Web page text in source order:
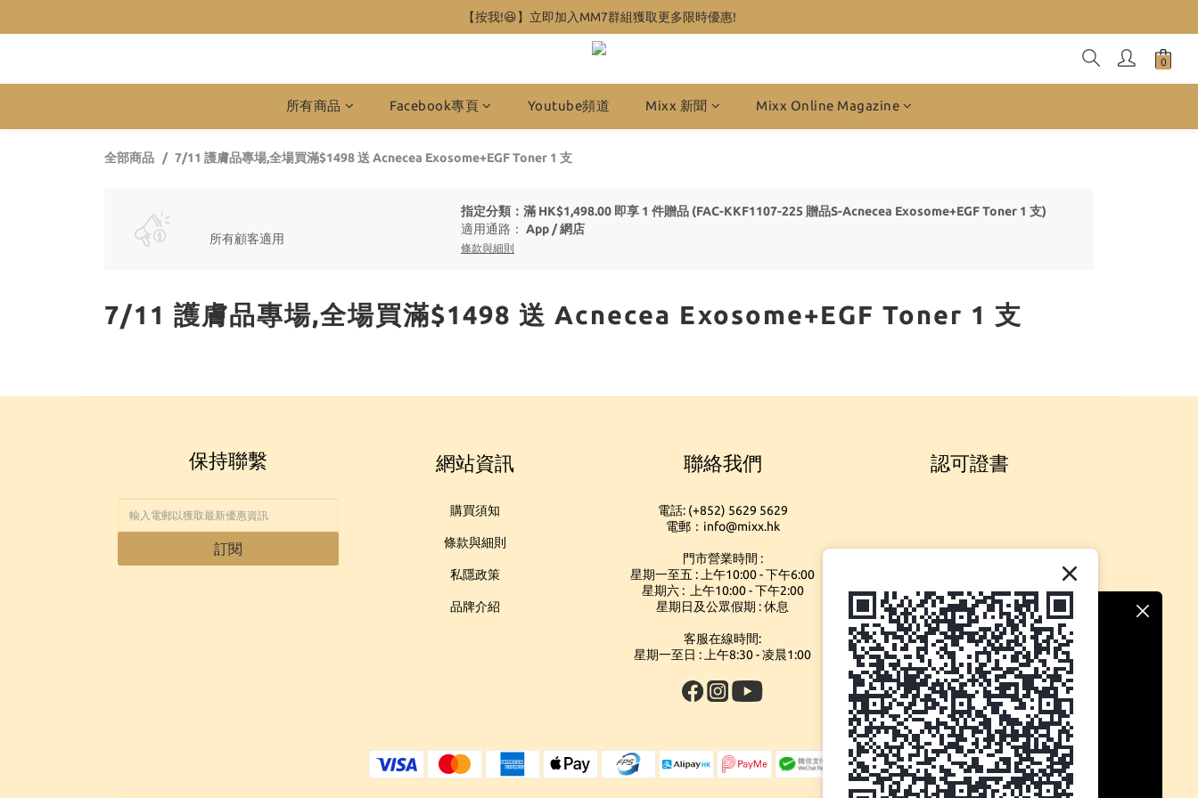
【按我!😆】立即加入MM7群組獲取更多限時優惠!
所有商品 Facebook專頁 Youtube頻道 Mixx 新聞 Mixx Online Magazine
全部商品 7/11 護膚品專場,全場買滿$1498 送 Acnecea Exosome+EGF Toner 1 支
所有顧客適用
指定分類：滿 HK$1,498.00 即享 1 件贈品 (FAC-KKF1107-225 贈品S-Acnecea Exosome+EGF Toner 1 支)
適用通路： App /網店
條款與細則
7/11 護膚品專場,全場買滿$1498 送 Acnecea Exosome+EGF Toner 1 支
保持聯繫
訂閱
網站資訊
購買須知
條款與細則
私隱政策
品牌介紹
聯絡我們
電話: (+852) 5629 5629
電郵：info@mixx.hk
門市營業時間 :
星期一至五 : 上午10:00 - 下午6:00
星期六 : 上午10:00 - 下午2:00
星期日及公眾假期 : 休息
客服在線時間:
星期一至日 : 上午8:30 - 凌晨1:00
認可證書